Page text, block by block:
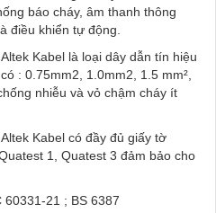
báo cháy, âm thanh thông
điều khiển tự động.
Kabel là loại dây dẫn tín hiệu
: 0.75mm2, 1.0mm2, 1.5 mm²,
nhiễu và vỏ chậm cháy ít
Kabel có đầy đủ giấy tờ
1, Quatest 3 đảm bảo cho
60331-21 ; BS 6387